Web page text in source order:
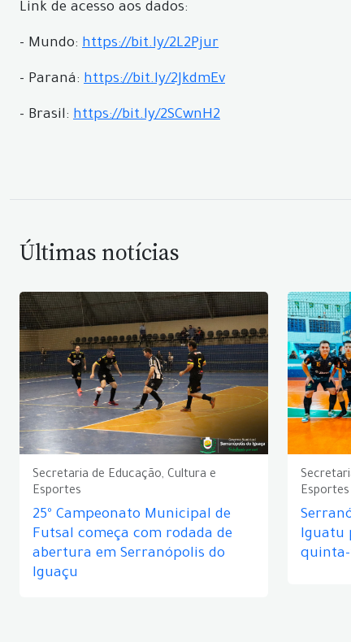
Link de acesso aos dados:
- Mundo: https://bit.ly/2L2Pjur
- Paraná: https://bit.ly/2JkdmEv
- Brasil: https://bit.ly/2SCwnH2
Últimas notícias
Secretaria de Educação, Cultura e
Esportes
25º Campeonato Municipal de
Futsal começa com rodada de
abertura em Serranópolis do
Iguaçu
Esportes
Iguatu